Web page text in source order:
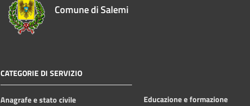
Comune di Salemi
CATEGORIE DI SERVIZIO
Anagrafe e stato civile
Educazione e formazione